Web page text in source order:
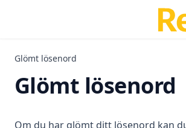
Glömt lösenord
Glömt lösenord
Om du har glömt ditt lösenord kan